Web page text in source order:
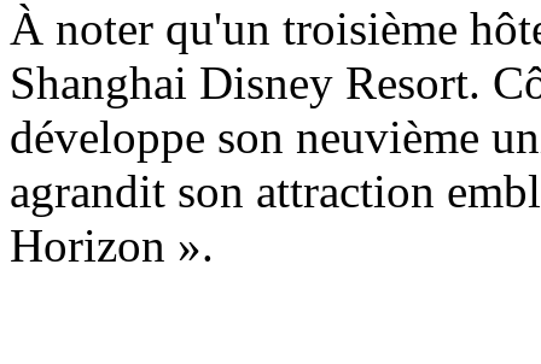
À noter qu'un troisième
Shanghai Disney Resort.
développe son neuvième
agrandit son attraction
Horizon ».